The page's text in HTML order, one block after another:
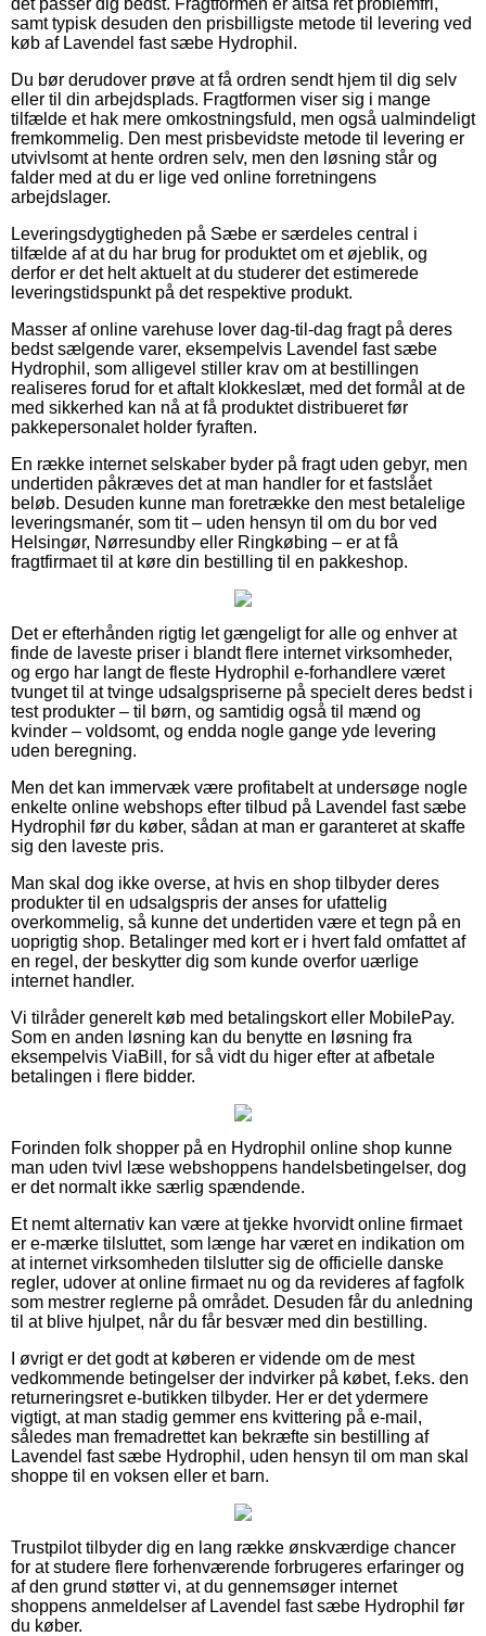
samt typisk desuden den prisbilligste metode til levering ved
køb af Lavendel fast sæbe Hydrophil.
Du bør derudover prøve at få ordren sendt hjem til dig selv
eller til din arbejdsplads. Fragtformen viser sig i mange
tilfælde et hak mere omkostningsfuld, men også ualmindeligt
fremkommelig. Den mest prisbevidste metode til levering er
utvivlsomt at hente ordren selv, men den løsning står og
falder med at du er lige ved online forretningens
arbejdslager.
Leveringsdygtigheden på Sæbe er særdeles central i
tilfælde af at du har brug for produktet om et øjeblik, og
derfor er det helt aktuelt at du studerer det estimerede
leveringstidspunkt på det respektive produkt.
Masser af online varehuse lover dag-til-dag fragt på deres
bedst sælgende varer, eksempelvis Lavendel fast sæbe
Hydrophil, som alligevel stiller krav om at bestillingen
realiseres forud for et aftalt klokkeslæt, med det formål at de
med sikkerhed kan nå at få produktet distribueret før
pakkepersonalet holder fyraften.
En række internet selskaber byder på fragt uden gebyr, men
undertiden påkræves det at man handler for et fastslået
beløb. Desuden kunne man foretrække den mest betalelige
leveringsmanér, som tit – uden hensyn til om du bor ved
Helsingør, Nørresundby eller Ringkøbing – er at få
fragtfirmaet til at køre din bestilling til en pakkeshop.
Det er efterhånden rigtig let gængeligt for alle og enhver at
finde de laveste priser i blandt flere internet virksomheder,
og ergo har langt de fleste Hydrophil e-forhandlere været
tvunget til at tvinge udsalgspriserne på specielt deres bedst i
test produkter – til børn, og samtidig også til mænd og
kvinder – voldsomt, og endda nogle gange yde levering
uden beregning.
Men det kan immervæk være profitabelt at undersøge nogle
enkelte online webshops efter tilbud på Lavendel fast sæbe
Hydrophil før du køber, sådan at man er garanteret at skaffe
sig den laveste pris.
Man skal dog ikke overse, at hvis en shop tilbyder deres
produkter til en udsalgspris der anses for ufattelig
overkommelig, så kunne det undertiden være et tegn på en
uoprigtig shop. Betalinger med kort er i hvert fald omfattet af
en regel, der beskytter dig som kunde overfor uærlige
internet handler.
Vi tilråder generelt køb med betalingskort eller MobilePay.
Som en anden løsning kan du benytte en løsning fra
eksempelvis ViaBill, for så vidt du higer efter at afbetale
betalingen i flere bidder.
Forinden folk shopper på en Hydrophil online shop kunne
man uden tvivl læse webshoppens handelsbetingelser, dog
er det normalt ikke særlig spændende.
Et nemt alternativ kan være at tjekke hvorvidt online firmaet
er e-mærke tilsluttet, som længe har været en indikation om
at internet virksomheden tilslutter sig de officielle danske
regler, udover at online firmaet nu og da revideres af fagfolk
som mestrer reglerne på området. Desuden får du anledning
til at blive hjulpet, når du får besvær med din bestilling.
I øvrigt er det godt at køberen er vidende om de mest
vedkommende betingelser der indvirker på købet, f.eks. den
returneringsret e-butikken tilbyder. Her er det ydermere
vigtigt, at man stadig gemmer ens kvittering på e-mail,
således man fremadrettet kan bekræfte sin bestilling af
Lavendel fast sæbe Hydrophil, uden hensyn til om man skal
shoppe til en voksen eller et barn.
Trustpilot tilbyder dig en lang række ønskværdige chancer
for at studere flere forhenværende forbrugeres erfaringer og
af den grund støtter vi, at du gennemsøger internet
shoppens anmeldelser af Lavendel fast sæbe Hydrophil før
du køber.